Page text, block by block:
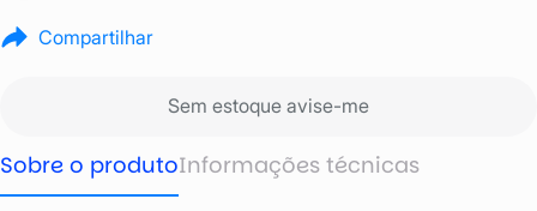
Compartilhar
Sem estoque avise-me
Sobre o produtoInformações técnicas